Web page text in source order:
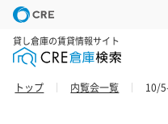
貸し倉庫の賃貸情報サイト
トップ 内覧会一覧 10/